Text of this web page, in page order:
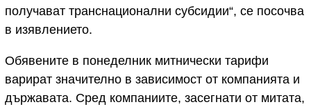
получават транснационални субсидии“, се посочва
в изявлението.
Обявените в понеделник митнически тарифи
варират значително в зависимост от компанията и
държавата. Сред компаниите, засегнати от митата,